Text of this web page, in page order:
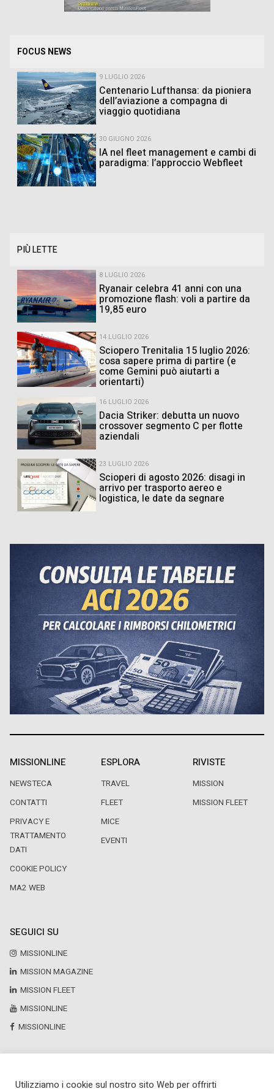
FOCUS NEWS
9 LUGLIO 2026
Centenario Lufthansa: da pioniera
dell’aviazione a compagna di
viaggio quotidiana
30 GIUGNO 2026
IA nel fleet management e cambi di
paradigma: l’approccio Webfleet
PIÙ LETTE
8 LUGLIO 2026
Ryanair celebra 41 anni con una
promozione flash: voli a partire da
19,85 euro
14 LUGLIO 2026
Sciopero Trenitalia 15 luglio 2026:
cosa sapere prima di partire (e
come Gemini può aiutarti a
orientarti)
16 LUGLIO 2026
Dacia Striker: debutta un nuovo
crossover segmento C per flotte
aziendali
23 LUGLIO 2026
Scioperi di agosto 2026: disagi in
arrivo per trasporto aereo e
logistica, le date da segnare
MISSIONLINE
NEWSTECA
CONTATTI
PRIVACY E
TRATTAMENTO
DATI
COOKIE POLICY
MA2 WEB
ESPLORA
TRAVEL
FLEET
MICE
EVENTI
RIVISTE
MISSION
MISSION FLEET
SEGUICI SU
MISSIONLINE
MISSION MAGAZINE
MISSION FLEET
MISSIONLINE
MISSIONLINE
Copyright © 2025 by Newsteca
Utilizziamo i cookie sul nostro sito Web per offrirti